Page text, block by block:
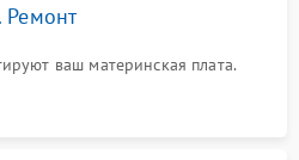
Ремонт
ваш материнская плата.